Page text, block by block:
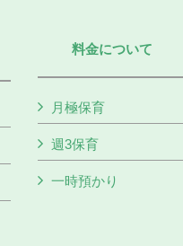
料金について
月極保育
週3保育
一時預かり